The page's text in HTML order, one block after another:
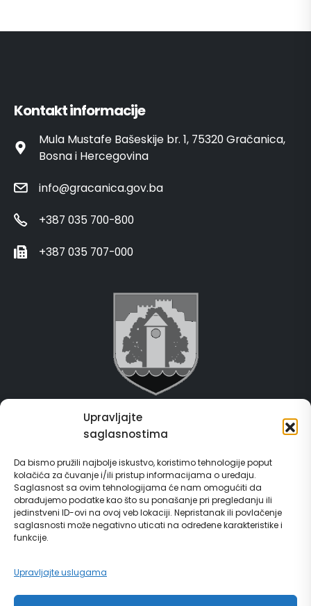
Upravljajte
saglasnostima
Da bismo pružili najbolje iskustvo, koristimo tehnologije poput
kolačića za čuvanje i/ili pristup informacijama o uređaju.
Saglasnost sa ovim tehnologijama će nam omogućiti da
obrađujemo podatke kao što su ponašanje pri pregledanju ili
jedinstveni ID-ovi na ovoj veb lokaciji. Nepristanak ili povlačenje
saglasnosti može negativno uticati na određene karakteristike i
funkcije.
Upravljajte uslugama
Kontakt informacije
Mula Mustafe Bašeskije br. 1, 75320 Gračanica,
Bosna i Hercegovina
info@gracanica.gov.ba
+387 035 700-800
+387 035 707-000
Grad Gračanica
E-Matičar
72 sata sistem
Invest in Gračanica
Vodič za građane